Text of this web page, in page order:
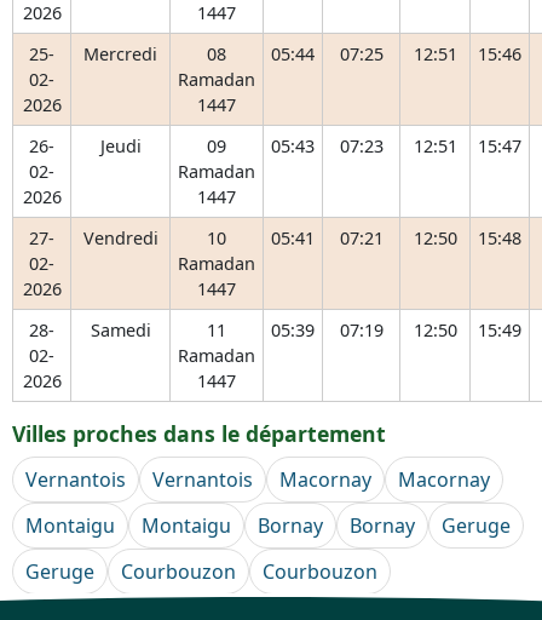
2026
1447
25-
02-
2026
Mercredi
08
Ramadan
1447
05:44 07:25 12:51 15:46
26-
02-
2026
Jeudi
09
Ramadan
1447
05:43 07:23 12:51 15:47
27-
02-
2026
Vendredi
10
Ramadan
1447
05:41 07:21 12:50 15:48
28-
02-
2026
Samedi
11
Ramadan
1447
05:39 07:19 12:50 15:49
Villes proches dans le département
Vernantois Vernantois Macornay
Macornay
Montaigu
Montaigu Bornay Bornay
Geruge
Geruge
Courbouzon Courbouzon